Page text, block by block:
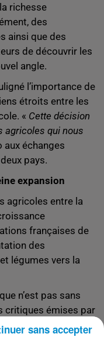
richesse
des
ainsi que des
de découvrir les
angle.
l’importance de
étroits entre les
« Cette décision
agricoles qui nous
aux échanges
pays.
expansion
agricoles entre la
françaises de
des
légumes vers la
n’est pas sans
critiques émises par
contre l’accord
sans accepter